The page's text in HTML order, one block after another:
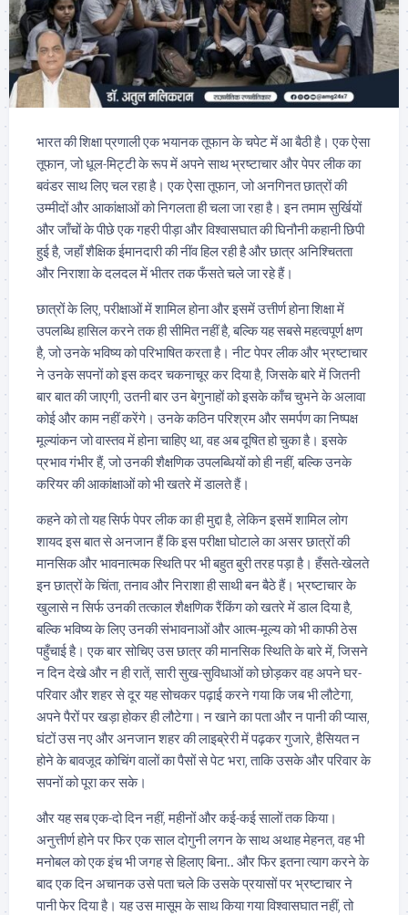
भारत की शिक्षा प्रणाली एक भयानक तूफान के चपेट में आ बैठी है। एक ऐसा
तूफान, जो धूल-मिट्टी के रूप में अपने साथ भ्रष्टाचार और पेपर लीक का
बवंडर साथ लिए चल रहा है। एक ऐसा तूफान, जो अनगिनत छात्रों की
उम्मीदों और आकांक्षाओं को निगलता ही चला जा रहा है। इन तमाम सुर्खियों
और जाँचों के पीछे एक गहरी पीड़ा और विश्वासघात की घिनौनी कहानी छिपी
हुई है, जहाँ शैक्षिक ईमानदारी की नींव हिल रही है और छात्र अनिश्चितता
और निराशा के दलदल में भीतर तक फँसते चले जा रहे हैं।
छात्रों के लिए, परीक्षाओं में शामिल होना और इसमें उत्तीर्ण होना शिक्षा में
उपलब्धि हासिल करने तक ही सीमित नहीं है, बल्कि यह सबसे महत्वपूर्ण क्षण
है, जो उनके भविष्य को परिभाषित करता है। नीट पेपर लीक और भ्रष्टाचार
ने उनके सपनों को इस कदर चकनाचूर कर दिया है, जिसके बारे में जितनी
बार बात की जाएगी, उतनी बार उन बेगुनाहों को इसके काँच चुभने के अलावा
कोई और काम नहीं करेंगे। उनके कठिन परिश्रम और समर्पण का निष्पक्ष
मूल्यांकन जो वास्तव में होना चाहिए था, वह अब दूषित हो चुका है। इसके
प्रभाव गंभीर हैं, जो उनकी शैक्षणिक उपलब्धियों को ही नहीं, बल्कि उनके
करियर की आकांक्षाओं को भी खतरे में डालते हैं।
कहने को तो यह सिर्फ पेपर लीक का ही मुद्दा है, लेकिन इसमें शामिल लोग
शायद इस बात से अनजान हैं कि इस परीक्षा घोटाले का असर छात्रों की
मानसिक और भावनात्मक स्थिति पर भी बहुत बुरी तरह पड़ा है। हँसते-खेलते
इन छात्रों के चिंता, तनाव और निराशा ही साथी बन बैठे हैं। भ्रष्टाचार के
खुलासे न सिर्फ उनकी तत्काल शैक्षणिक रैंकिंग को खतरे में डाल दिया है,
बल्कि भविष्य के लिए उनकी संभावनाओं और आत्म-मूल्य को भी काफी ठेस
पहुँचाई है। एक बार सोचिए उस छात्र की मानसिक स्थिति के बारे में, जिसने
न दिन देखे और न ही रातें, सारी सुख-सुविधाओं को छोड़कर वह अपने घर-
परिवार और शहर से दूर यह सोचकर पढ़ाई करने गया कि जब भी लौटेगा,
अपने पैरों पर खड़ा होकर ही लौटेगा। न खाने का पता और न पानी की प्यास,
घंटों उस नए और अनजान शहर की लाइब्रेरी में पढ़कर गुजारे, हैसियत न
होने के बावजूद कोचिंग वालों का पैसों से पेट भरा, ताकि उसके और परिवार के
सपनों को पूरा कर सके।
और यह सब एक-दो दिन नहीं, महीनों और कई-कई सालों तक किया।
अनुत्तीर्ण होने पर फिर एक साल दोगुनी लगन के साथ अथाह मेहनत, वह भी
मनोबल को एक इंच भी जगह से हिलाए बिना.. और फिर इतना त्याग करने के
बाद एक दिन अचानक उसे पता चले कि उसके प्रयासों पर भ्रष्टाचार ने
पानी फेर दिया है। यह उस मासूम के साथ किया गया विश्वासघात नहीं, तो